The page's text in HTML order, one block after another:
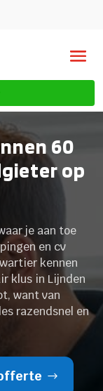
60
op
je aan toe
en cv
kennen
klus in Lijnden
want van
razendsnel en